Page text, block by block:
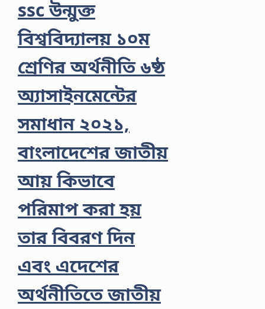
ssc উন্মুক্ত
বিশ্ববিদ্যালয় ১০ম
শ্রেণির অর্থনীতি ৬ষ্ঠ
অ্যাসাইনমেন্টের
সমাধান ২০২১,
বাংলাদেশের জাতীয়
আয় কিভাবে
পরিমাপ করা হয়
তার বিবরণ দিন
এবং এদেশের
অর্থনীতিতে জাতীয়